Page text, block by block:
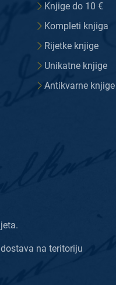
Knjige do 10 €
Kompleti knjiga
Rijetke knjige
Unikatne knjige
Antikvarne knjige
na teritoriju